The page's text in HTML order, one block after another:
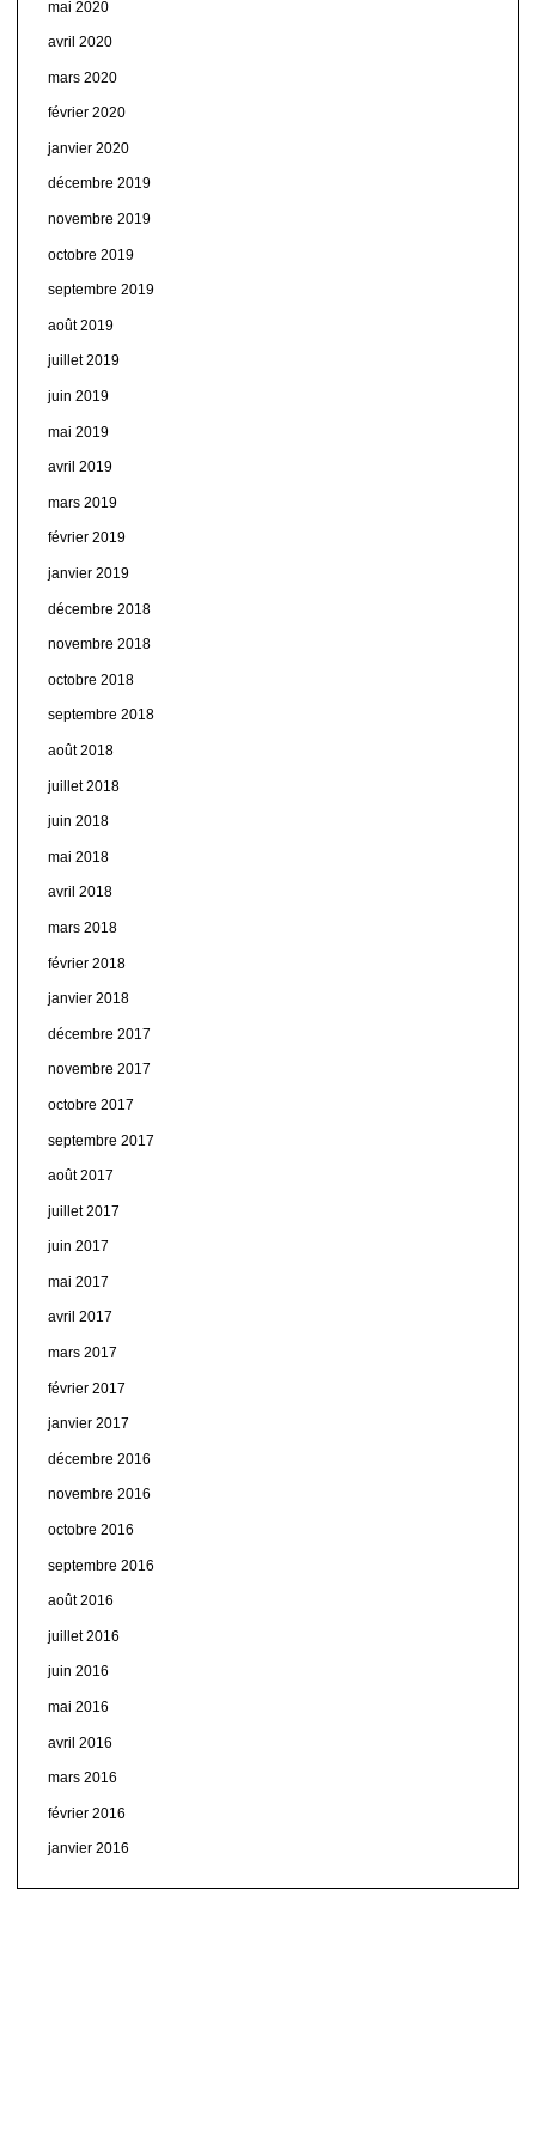
mai 2020
avril 2020
mars 2020
février 2020
janvier 2020
décembre 2019
novembre 2019
octobre 2019
septembre 2019
août 2019
juillet 2019
juin 2019
mai 2019
avril 2019
mars 2019
février 2019
janvier 2019
décembre 2018
novembre 2018
octobre 2018
septembre 2018
août 2018
juillet 2018
juin 2018
mai 2018
avril 2018
mars 2018
février 2018
janvier 2018
décembre 2017
novembre 2017
octobre 2017
septembre 2017
août 2017
juillet 2017
juin 2017
mai 2017
avril 2017
mars 2017
février 2017
janvier 2017
décembre 2016
novembre 2016
octobre 2016
septembre 2016
août 2016
juillet 2016
juin 2016
mai 2016
avril 2016
mars 2016
février 2016
janvier 2016